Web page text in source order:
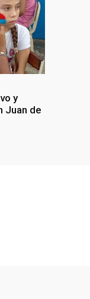
y
Juan de